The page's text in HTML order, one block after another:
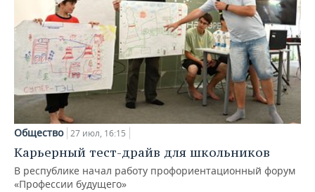
Общество 27 июл, 16:15
Карьерный тест-драйв для школьников
В республике начал работу профориентационный форум
«Профессии будущего»